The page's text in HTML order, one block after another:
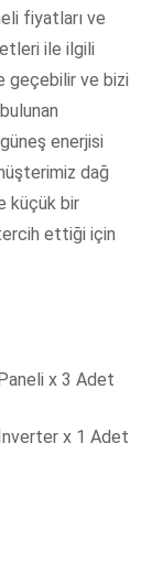
fiyatları ve
ile ilgili
geçebilir ve bizi
enerjisi
dağ
küçük bir
ettiği için
x 3 Adet
x 1 Adet